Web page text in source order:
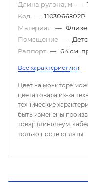
Длина рулона, м —
Код — 1103066802Р
Материал —
Помещение —
Раппорт — 64 см,
Все характеристики
Цвет на мониторе
цвета товара из-за
технические
быть изменены
товар (линолеум,
только после оплаты.